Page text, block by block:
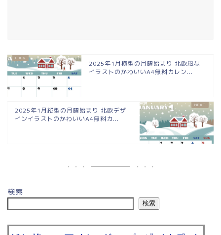
2025年1月横型の月曜始まり 北欧風な
イラストのかわいいA4無料カレン...
2025年1月縦型の月曜始まり 北欧デザ
インイラストのかわいいA4無料カ...
検索
検索